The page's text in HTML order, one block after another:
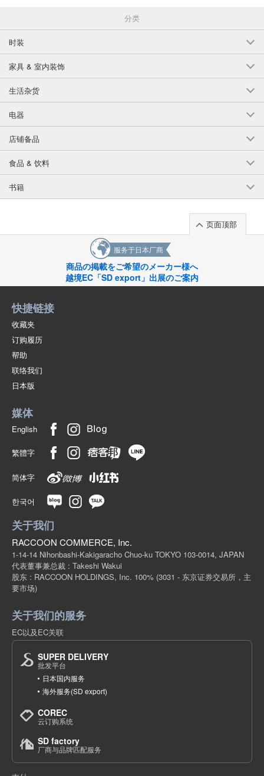
分类
时装
家具 & 室内装饰
生活杂货
电器
店铺备品
食品 & 饮料
书籍
页面顶部
服务于日本厂商
商品の掲載をご希望のメーカー様へ
越境EC「SD export」出展のご案内
快捷链接
收藏夹
订购履历
帮助
联络我们
日本版
媒体
English
繁體字
简体字
한국어
关于我们
RACCOON COMMERCE, Inc.
1-14-14 Nihonbashi-Kakigaracho Chuo-ku TOKYO 103-0014, JAPAN
代表董事兼总裁 : Takeshi Wakui
股东 : RACCOON HOLDINGS, Inc. 100% (3031 - 东京证券交易所，主
要市场)
关于我们的服务
EC以及EC关联
SUPER DELIVERY
批发平台
日本国内服务
海外服务(SD export)
COREC
云订购系统
SD factory
厂商与品牌匹配服务